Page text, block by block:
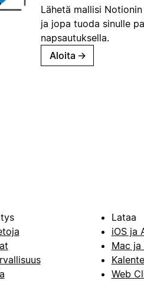
Lähetä mallisi
ja jopa tuoda sinulle
napsautuksella.
Aloita →
Lataa
iOS ja
Mac ja
Web